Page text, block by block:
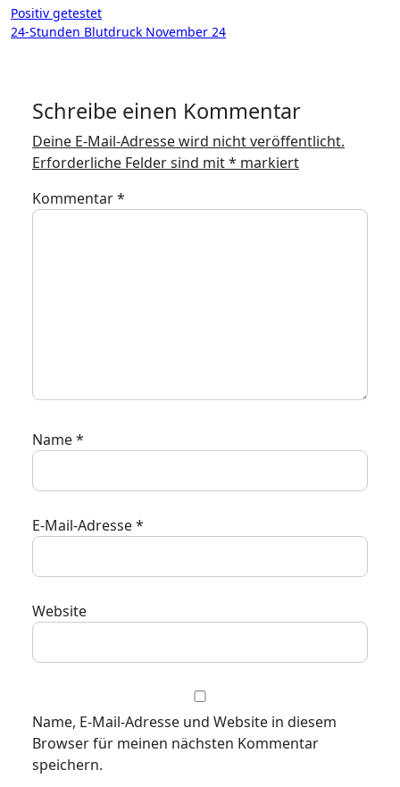
Beitragsnavigation
Positiv getestet
24-Stunden Blutdruck November 24
Schreibe einen Kommentar
Deine E-Mail-Adresse wird nicht veröffentlicht.
Erforderliche Felder sind mit* markiert
Kommentar*
Name*
E-Mail-Adresse*
Website
Name, E-Mail-Adresse und Website in diesem
Browser für meinen nächsten Kommentar
speichern.